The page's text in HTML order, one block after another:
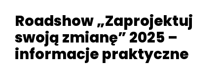
Roadshow „Zaprojektuj
swoją zmianę” 2025 –
informacje praktyczne